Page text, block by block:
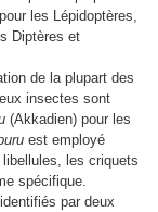
pour les Lépidoptères,
Diptères et
de la plupart des
insectes sont
(Akkadien) pour les
est employé
les criquets
spécifique.
par deux